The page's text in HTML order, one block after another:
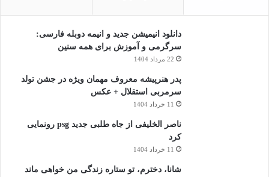
دانلود انیمیشن جدید و انیمه دوبله فارسی:
سرگرمی و آموزش برای همه سنین
22 مرداد 1404
پدر هنرپیشه معروف مهمان ویژه در جشن تولد
سرمربی استقلال + عکس
11 خرداد 1404
ناصر الخلیفی از جاه طلبی جدید psg رونمایی
کرد
11 خرداد 1404
شانا، دخترم، تو ستاره زندگی من خواهی ماند